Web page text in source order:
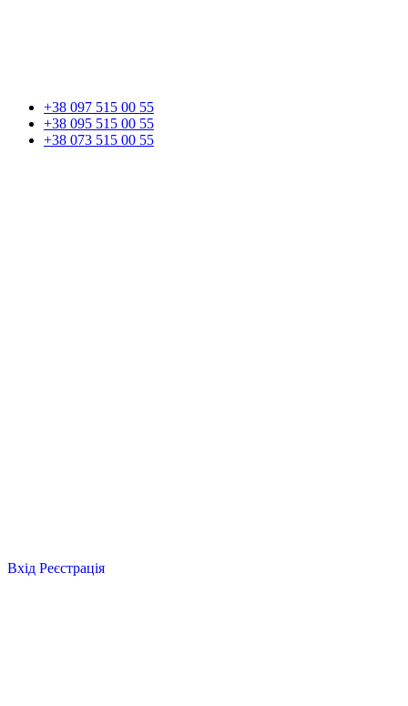
+38 097 515 00 55
+38 095 515 00 55
+38 073 515 00 55
Вхід Реєстрація